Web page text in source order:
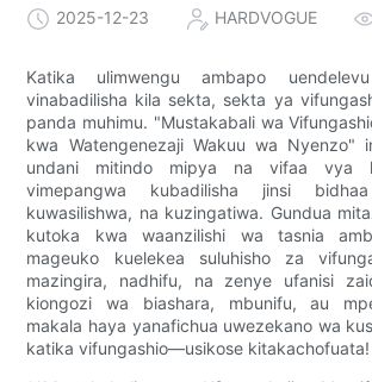
2025-12-23 HARDVOGUE
Katika ulimwengu ambapo
vinabadilisha kila sekta, sekta ya
panda muhimu. "Mustakabali wa
kwa Watengenezaji Wakuu wa Nyenzo"
undani mitindo mipya na vifaa vya
vimepangwa kubadilisha jinsi bidhaa
kuwasilishwa, na kuzingatiwa. Gundua
kutoka kwa waanzilishi wa tasnia
mageuko kuelekea suluhisho za
mazingira, nadhifu, na zenye ufanisi
kiongozi wa biashara, mbunifu, au
makala haya yanafichua uwezekano wa
katika vifungashio—usikose kitakachofuata!